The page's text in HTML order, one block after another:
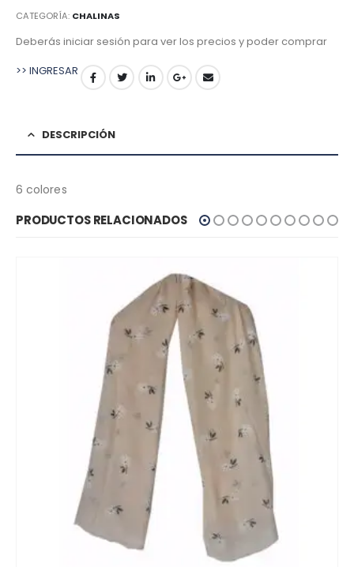
CATEGORÍA: CHALINAS
Deberás iniciar sesión para ver los precios y poder comprar
>> INGRESAR
DESCRIPCIÓN
6 colores
PRODUCTOS RELACIONADOS